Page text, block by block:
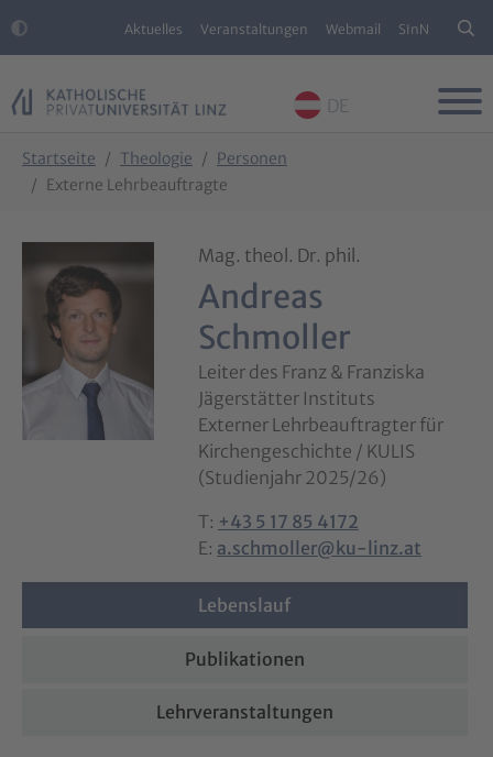
Aktuelles Veranstaltungen Webmail SInN
DE
Startseite Theologie
Personen
Externe Lehrbeauftragte
Mag. theol. Dr. phil.
Andreas
Schmoller
Leiter des Franz & Franziska
Jägerstätter Instituts
Externer Lehrbeauftragter für
Kirchengeschichte / KULIS
(Studienjahr 2025/26)
T: +43 5 17 85 4172
E: a.schmoller@ku-linz.at
Lebenslauf
Publikationen
Lehrveranstaltungen